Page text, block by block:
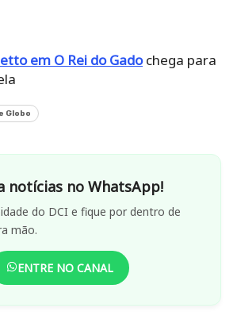
em O Rei do Gadochega para
Globo
notícias no WhatsApp!
do DCI e fique por dentro de
mão.
ENTRE NO CANAL